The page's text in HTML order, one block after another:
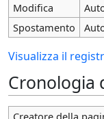
Modifica
Spostamento
Visualizza il
Cronologia
Creatore della